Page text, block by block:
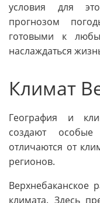
условия для
прогнозом
готовыми к
наслаждаться
Климат
География и
создают
отличаются от
регионов.
Верхнебаканское
климата. Здесь